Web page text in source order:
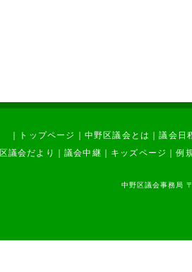
トップページ 中野区議会とは ｜議会日
区議会だより ｜議会中継 キッズページ ｜例
中野区議会事務局